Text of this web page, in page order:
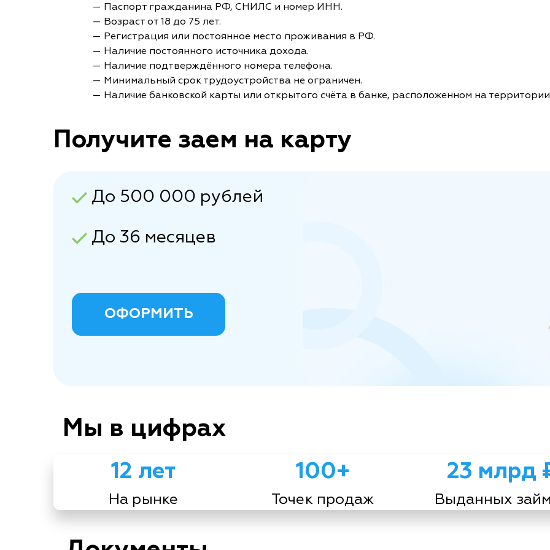
— Паспорт гражданина РФ, СНИЛС и номер ИНН.
— Возраст от 18 до 75 лет.
— Регистрация или постоянное место проживания в РФ.
— Наличие постоянного источника дохода.
— Наличие подтверждённого номера телефона.
— Минимальный срок трудоустройства не ограничен.
— Наличие банковской карты или открытого счёта в банке, расположенном на
Получите заем на карту
До 500 000 рублей
До 36 месяцев
ОФОРМИТЬ
Мы в цифрах
12 лет
На рынке
100+
Точек продаж
23 млрд
Выданных